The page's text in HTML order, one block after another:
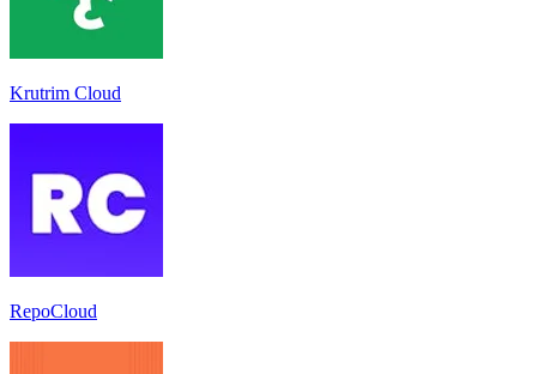
Krutrim Cloud
RepoCloud